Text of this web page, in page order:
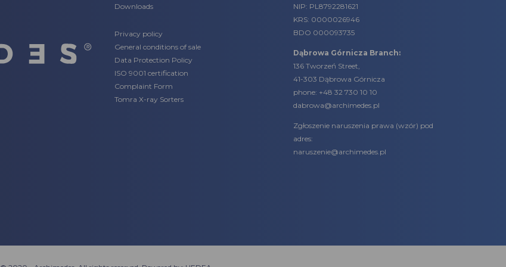
Downloads
Privacy policy
General conditions of sale
Data Protection Policy
ISO 9001 certification
Complaint Form
Tomra X-ray Sorters
NIP: PL8792281621
KRS: 0000026946
BDO 000093735
Dąbrowa Górnicza Branch:
136 Tworzeń Street,
41-303 Dąbrowa Górnicza
phone: +48 32 730 10 10
dabrowa@archimedes.pl
Zgłoszenie naruszenia prawa (wzór) pod
adres:
naruszenie@archimedes.pl